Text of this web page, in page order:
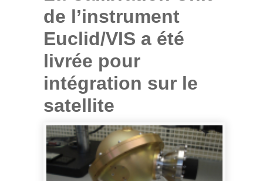
de l’instrument
Euclid/VIS a été
livrée pour
intégration sur le
satellite